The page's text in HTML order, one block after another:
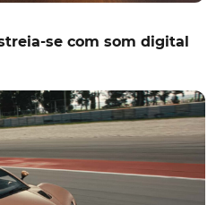
se com som digital